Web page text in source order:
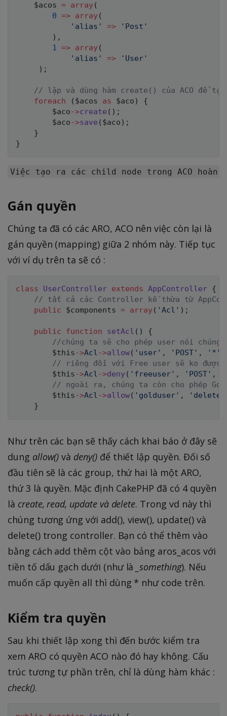
$acos = array (
0 => array (
'alias'
=>
'Post'
) ,
1 => array (
'alias'
=>
'User'
) ;
// lặp và dùng hàm create() của ACO để
foreach
( $acos as $aco )
{
$aco->create ( ) ;
$aco->save ( $aco ) ;
}
}
Gán quyền
Chúng ta đã có các ARO, ACO nên việc còn lại là
gán quyền (mapping) giữa 2 nhóm này. Tiếp tục
với ví dụ trên ta sẽ có :
class UserController extends AppController {
// tất cả các Controller kế thừa từ
public
$components = array ( 'Acl' ) ;
public function setAcl ( )
{
//chúng ta sẽ cho phép user nói chúng
$this->Acl->allow( 'user' , 'POST' , '*'
// riêng đối với Free user sẽ ko được
$this->Acl->deny ( 'freeuser' , 'POST' ,
// ngoài ra, chúng ta còn cho phép
$this->Acl->allow( 'golduser' , 'delete'
}
Như trên các bạn sẽ thấy cách khai báo ở đây sẽ
dung allow() và deny()để thiết lập quyền. Đối số
đầu tiên sẽ là các group, thứ hai là một ARO,
thứ 3 là quyền. Mặc định CakePHP đã có 4 quyền
là create, read, update và delete. Trong vd này thì
chúng tương ứng với add(), view(), update() và
delete() trong controller. Bạn có thể thêm vào
bằng cách add thêm cột vào bảng aros_acos với
tiền tố dấu gạch dưới (như là _something). Nếu
muốn cấp quyền all thì dùng * như code trên.
Kiểm tra quyền
Sau khi thiết lập xong thì đến bước kiểm tra
xem ARO có quyền ACO nào đó hay không. Cấu
trúc tương tự phần trên, chỉ là dùng hàm khác :
check().